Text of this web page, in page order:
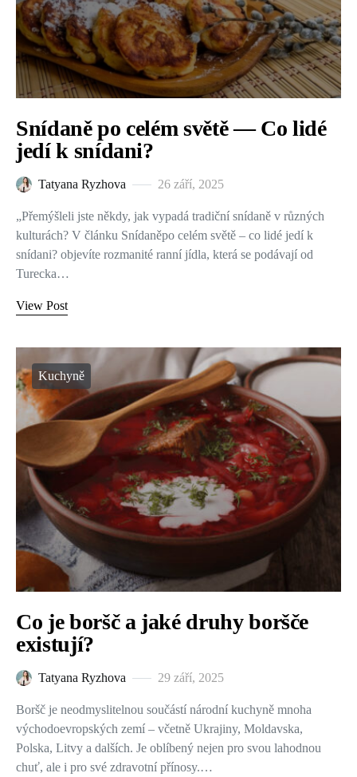
Snídaně po celém světě — Co lidé
jedí k snídani?
Tatyana Ryzhova 26 září, 2025
„Přemýšleli jste někdy, jak vypadá tradiční snídaně v různých
kulturách? V článku Snídaněpo celém světě – co lidé jedí k
snídani? objevíte rozmanité ranní jídla, která se podávají od
Turecka…
View Post
Kuchyně
Co je boršč a jaké druhy boršče
existují?
Tatyana Ryzhova 29 září, 2025
Boršč je neodmyslitelnou součástí národní kuchyně mnoha
východoevropských zemí – včetně Ukrajiny, Moldavska,
Polska, Litvy a dalších. Je oblíbený nejen pro svou lahodnou
chuť, ale i pro své zdravotní přínosy.…